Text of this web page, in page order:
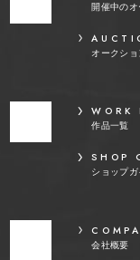
開催中のオ
オークショ
WORK
作品一覧
SHOP
ショップガ
会社概要